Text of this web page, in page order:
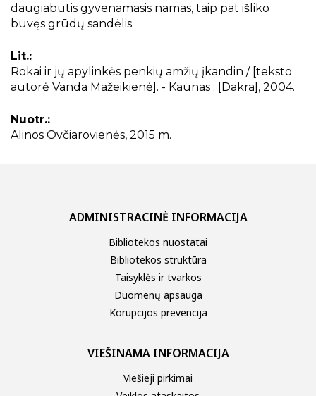
daugiabutis gyvenamasis namas, taip pat išliko
buvęs grūdų sandėlis.
Lit.:
Rokai ir jų apylinkės penkių amžių įkandin / [teksto
autorė Vanda Mažeikienė]. - Kaunas : [Dakra], 2004.
Nuotr.:
Alinos Ovčiarovienės, 2015 m.
ADMINISTRACINĖ INFORMACIJA
Bibliotekos nuostatai
Bibliotekos struktūra
Taisyklės ir tvarkos
Duomenų apsauga
Korupcijos prevencija
VIEŠINAMA INFORMACIJA
Viešieji pirkimai